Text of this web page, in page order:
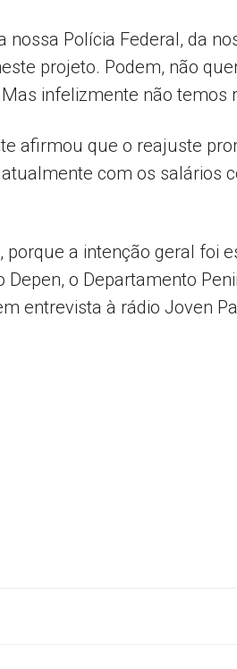
nossa Polícia Federal, da
projeto. Podem, não
infelizmente não temos
afirmou que o reajuste
com os
porque a intenção geral foi
Depen, o Departamento
entrevista à rádio Joven